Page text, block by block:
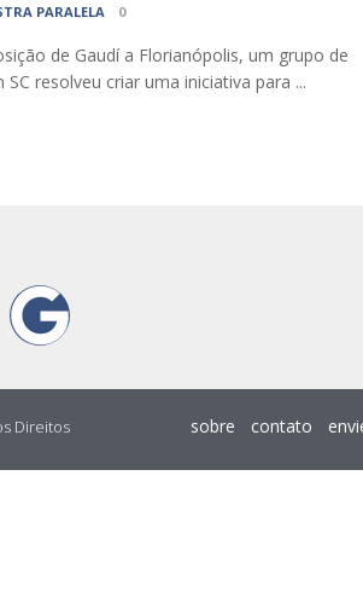
PARALELA 0
de Gaudí a Florianópolis, um grupo de
resolveu criar uma iniciativa para ...
Direitos
sobre contato